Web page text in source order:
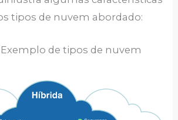
tipos de nuvem abordado:
Exemplo de tipos de nuvem